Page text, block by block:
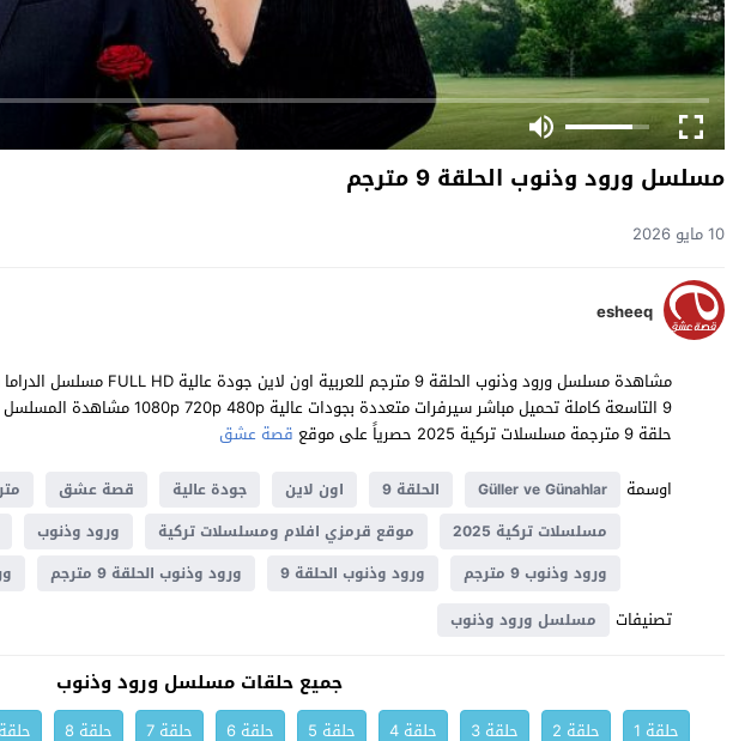
مسلسل ورود وذنوب الحلقة 9 مترجم
10 مايو 2026
esheeq
حلقة 9 مترجمة مسلسلات تركية 2025 حصرياً على موقع
قصة عشق
اوسمة
Güller ve Günahlar الحلقة 9 اون لاين جودة عالية قصة عشق
مسلسلات تركية 2025
موقع قرمزي افلام ومسلسلات تركية ورود وذنوب
ورود وذنوب 9 مترجم
ورود وذنوب الحلقة 9 ورود وذنوب الحلقة 9 مترجم
تصنيفات مسلسل ورود وذنوب
جميع حلقات مسلسل ورود وذنوب
حلقة 1 حلقة 2 حلقة 3 حلقة 4 حلقة 5 حلقة 6 حلقة 7 حلقة 8